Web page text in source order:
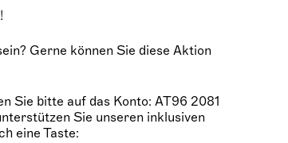
Gerne können Sie diese Aktion
Sie bitte auf das Konto: AT96 2081
Sie unseren inklusiven
eine Taste: